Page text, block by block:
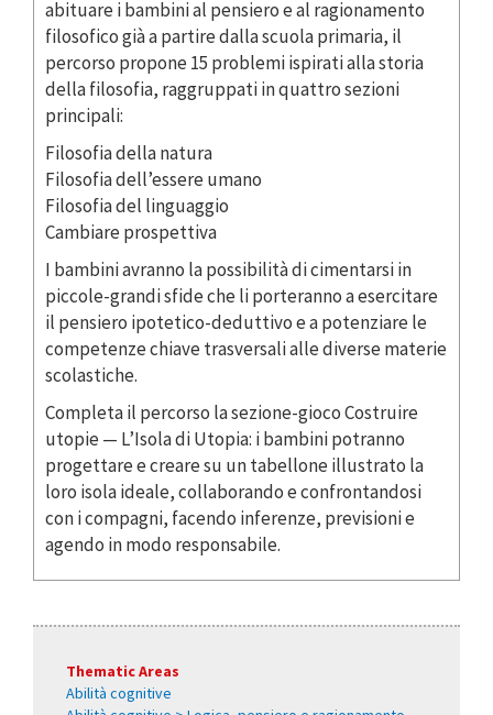
abituare i bambini al pensiero e al ragionamento
filosofico già a partire dalla scuola primaria, il
percorso propone 15 problemi ispirati alla storia
della filosofia, raggruppati in quattro sezioni
principali:
Filosofia della natura
Filosofia dell’essere umano
Filosofia del linguaggio
Cambiare prospettiva
I bambini avranno la possibilità di cimentarsi in
piccole-grandi sfide che li porteranno a esercitare
il pensiero ipotetico-deduttivo e a potenziare le
competenze chiave trasversali alle diverse materie
scolastiche.
Completa il percorso la sezione-gioco Costruire
utopie — L’Isola di Utopia: i bambini potranno
progettare e creare su un tabellone illustrato la
loro isola ideale, collaborando e confrontandosi
con i compagni, facendo inferenze, previsioni e
agendo in modo responsabile.
Thematic Areas
Abilità cognitive